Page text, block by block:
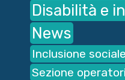
Disabilità e
News
Inclusione
Sezione operatori